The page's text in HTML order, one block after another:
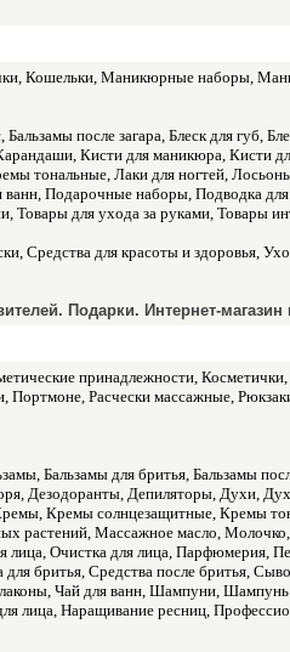
Кошельки, Маникюрные наборы,
после загара, Блеск для губ,
Кисти для маникюра, Кисти
тональные, Лаки для ногтей,
Подарочные наборы, Подводка
Товары для ухода за руками, Товары
Средства для красоты и здоровья,
Подарки. Интернет-
принадлежности,
Расчески массажные,
Бальзамы для бритья, Бальзамы
Дезодоранты, Депиляторы, Духи,
Кремы солнцезащитные, Кремы
растений, Массажное масло,
лица, Очистка для лица,
бритья, Средства после бритья,
Чай для ванн, Шампуни,
лица, Наращивание ресниц,